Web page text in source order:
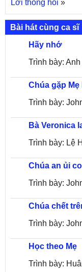
Lời thống hối »
Bài hát cùng ca sĩ
Hãy nhớ
Trình bày:
Mai
Chúa gặp Mẹ
Trình bày:
Bà Veronica
Trình bày: Lệ
Chúa an ủi
Trình bày:
Chúa chết
Trình bày:
Học theo Mẹ
Trình bày: